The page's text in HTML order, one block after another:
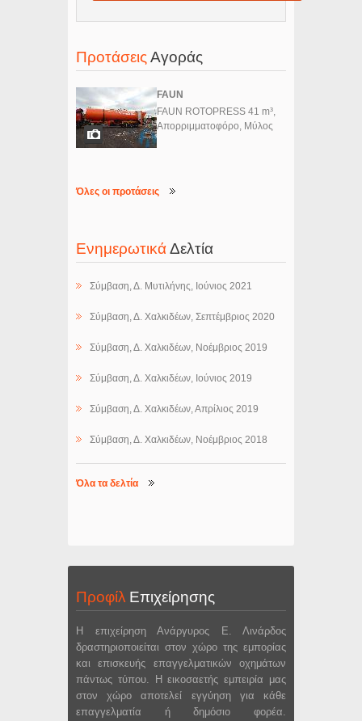
ΠροτάσειςΑγοράς
FAUN
FAUN ROTOPRESS 41 m³,
Απορριμματοφόρο, Μύλος
Όλες οι προτάσεις
ΕνημερωτικάΔελτία
Σύμβαση, Δ. Μυτιλήνης, Ιούνιος 2021
Σύμβαση, Δ. Χαλκιδέων, Σεπτέμβριος 2020
Σύμβαση, Δ. Χαλκιδέων, Νοέμβριος 2019
Σύμβαση, Δ. Χαλκιδέων, Ιούνιος 2019
Σύμβαση, Δ. Χαλκιδέων, Απρίλιος 2019
Σύμβαση, Δ. Χαλκιδέων, Νοέμβριος 2018
Όλα τα δελτία
Προφίλ Επιχείρησης
Η επιχείρηση Ανάργυρος Ε. Λινάρδος
δραστηριοποιείται στον χώρο της εμπορίας
και επισκευής επαγγελματικών οχημάτων
πάντως τύπου. Η εικοσαετής εμπειρία μας
στον χώρο αποτελεί εγγύηση για κάθε
επαγγελματία ή δημόσιο φορέα.